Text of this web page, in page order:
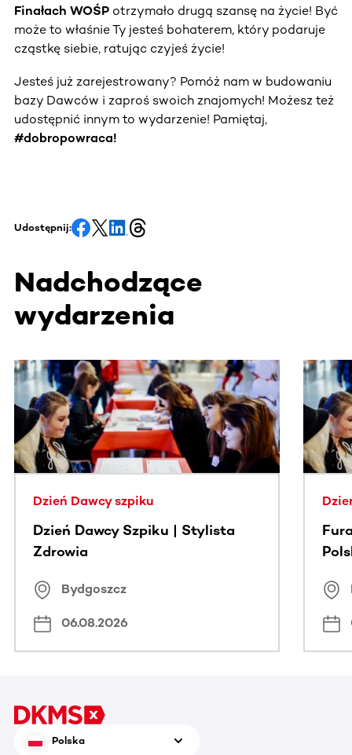
Finałach WOŚP otrzymało drugą szansę na życie! Być
może to właśnie Ty jesteś bohaterem, który podaruje
cząstkę siebie, ratując czyjeś życie!
Jesteś już zarejestrowany? Pomóż nam w budowaniu
bazy Dawców i zaproś swoich znajomych! Możesz też
udostępnić innym to wydarzenie! Pamiętaj,
#dobropowraca!
Udostępnij:
Nadchodzące
wydarzenia
Ta sekcja zawiera treści przewijane w poziomie. Użyj
Dzień Dawcy szpiku
Dzień Dawcy Szpiku | Stylista
Zdrowia
Bydgoszcz
06.08.2026
Polska